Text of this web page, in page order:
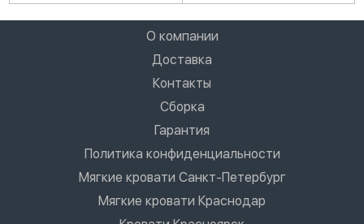
О компании
Доставка
Контакты
Сборка
Гарантия
Политика конфиденциальности
Мягкие кровати Санкт-Петербург
Мягкие кровати Краснодар